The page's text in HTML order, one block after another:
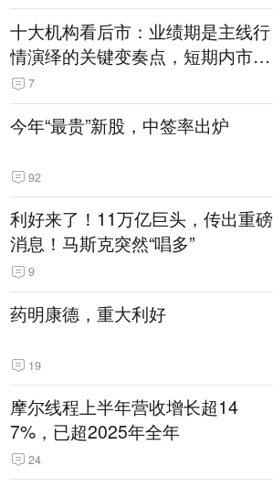
十大机构看后市：业绩期是主线行
情演绎的关键变奏点，短期内市场
或继续反弹，关注三条业绩主线
7
今年“最贵”新股，中签率出炉
92
利好来了！11万亿巨头，传出重磅
消息！马斯克突然“唱多”
9
药明康德，重大利好
19
摩尔线程上半年营收增长超14
7%，已超2025年全年
24